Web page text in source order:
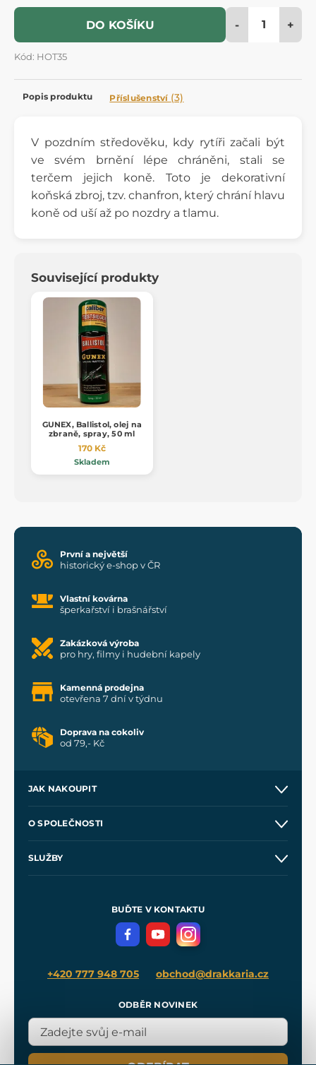
DO KOŠÍKU - +
Kód: HOT35
Popis produktu Příslušenství (3)
V pozdním středověku, kdy rytíři začali být
ve svém brnění lépe chráněni, stali se
terčem jejich koně. Toto je dekorativní
koňská zbroj, tzv. chanfron, který chrání hlavu
koně od uší až po nozdry a tlamu.
Související produkty
GUNEX, Ballistol, olej na
zbraně, spray, 50 ml
170 Kč
Skladem
První a největší
historický e-shop v ČR
Vlastní kovárna
šperkařství i brašnářství
Zakázková výroba
pro hry, filmy i hudební kapely
Kamenná prodejna
otevřena 7 dní v týdnu
Doprava na cokoliv
od 79,- Kč
JAK NAKOUPIT
Velkoobchod
O SPOLEČNOSTI
SLUŽBY
Meče pro Kingdom Come
BUĎTE V KONTAKTU
+420 777 948 705 obchod@drakkaria.cz
ODBĚR NOVINEK